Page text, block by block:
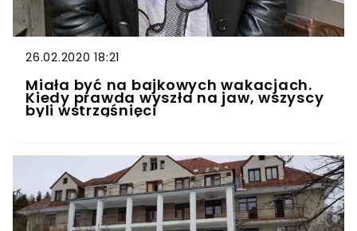
26.02.2020 18:21
Miała być na bajkowych wakacjach.
Kiedy prawda wyszła na jaw, wszyscy
byli wstrząśnięci